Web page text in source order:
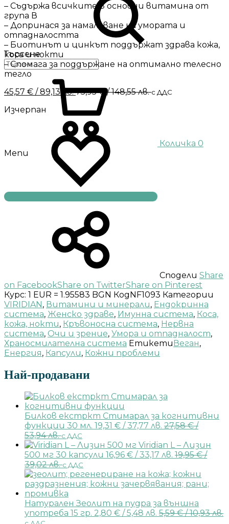
Търсене
Количка 0
Menu
– Съдържа всичките 8 основни витамина от
група В
– Допринася за намаляване на умората и
отпадналостта
– Биотинът и цинкът поддържат здрава кожа,
коса и нокти
– Спомага за поддържане на оптимално телесно
тегло
45,57 € / 89,13 лв.75,95€ / 148,55 лв.с ДДС
Изчерпан
Сподели Share
on FacebookShare on TwitterShare on Pinterest
Курс: 1 EUR = 1.95583 BGN КодNF1093 Категории
VIRIDIAN, Витамини и минерали, Ендокринна
система, Женско здраве, Имунна система, Коса,
кожа, нокти, Кръвоносна система, Нервна
система, Очи и зрение, Умора и отпадналост,
Храносмилателна система ЕтикетиВеган,
Енергия, Капсули, Кожни проблеми
Най-продавани
Билков екстркт Стимарал за когнитивни
функции 30 мл. 19,31 € / 37,77 лв. 27,58€/
53,94 лв.с ДДС
Viridian L – Лизин
500 мг 30 капсули 16,96 € / 33,17 лв. 19,95€/
39,02 лв.с ДДС
Натурален Зеолит на пудра за външна
употреба 15 гр. 2,80 € / 5,48 лв. 5,59€/ 10,93 лв.